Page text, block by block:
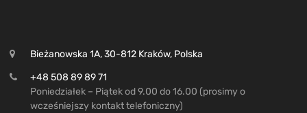
Bieżanowska 1A, 30-812 Kraków, Polska
+48 508 89 89 71
Poniedziałek – Piątek od 9.00 do 16.00 (prosimy o
wcześniejszy kontakt telefoniczny)